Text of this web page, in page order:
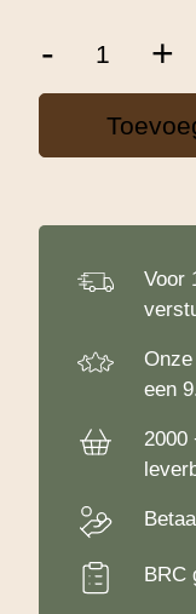
-
Roze
200
aantal
+
Voor
een
2000
BRC